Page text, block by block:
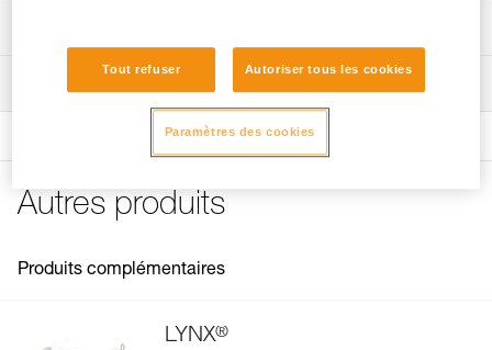
Pointes avant horizontales pour assurer une bonne
portance en neige dure.
Certification(s): CE, UIAA
Télécharger le pdf technical-notice-CRAMPONS-2
Télécharger le pdf CRAMPON - ACCESSORY
Conseils pour l'entretien de vos équipements
FAQ
Voir tous les contenus techniques
Télécharger le pdf verif-EPI-crampons-suivi-FR
Autres produits
Produits complémentaires
LYNX®
Tout refuser Autoriser tous les cookies
Paramètres des cookies